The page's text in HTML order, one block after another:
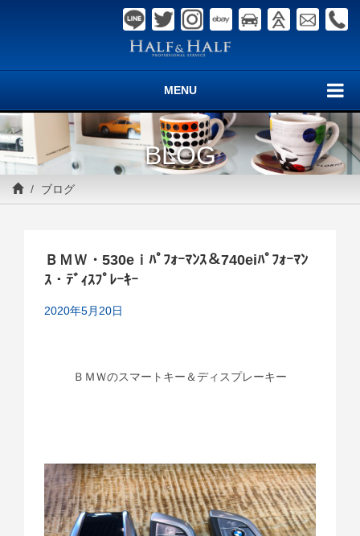
MENU
BLOG
ブログ
ＢＭＷ・530eｉﾊﾟﾌｫｰﾏﾝｽ＆740eiﾊﾟﾌｫｰﾏﾝ
ｽ・ﾃﾞｨｽﾌﾟﾚｰｷｰ
2020年5月20日
ＢＭＷのスマートキー＆ディスプレーキー